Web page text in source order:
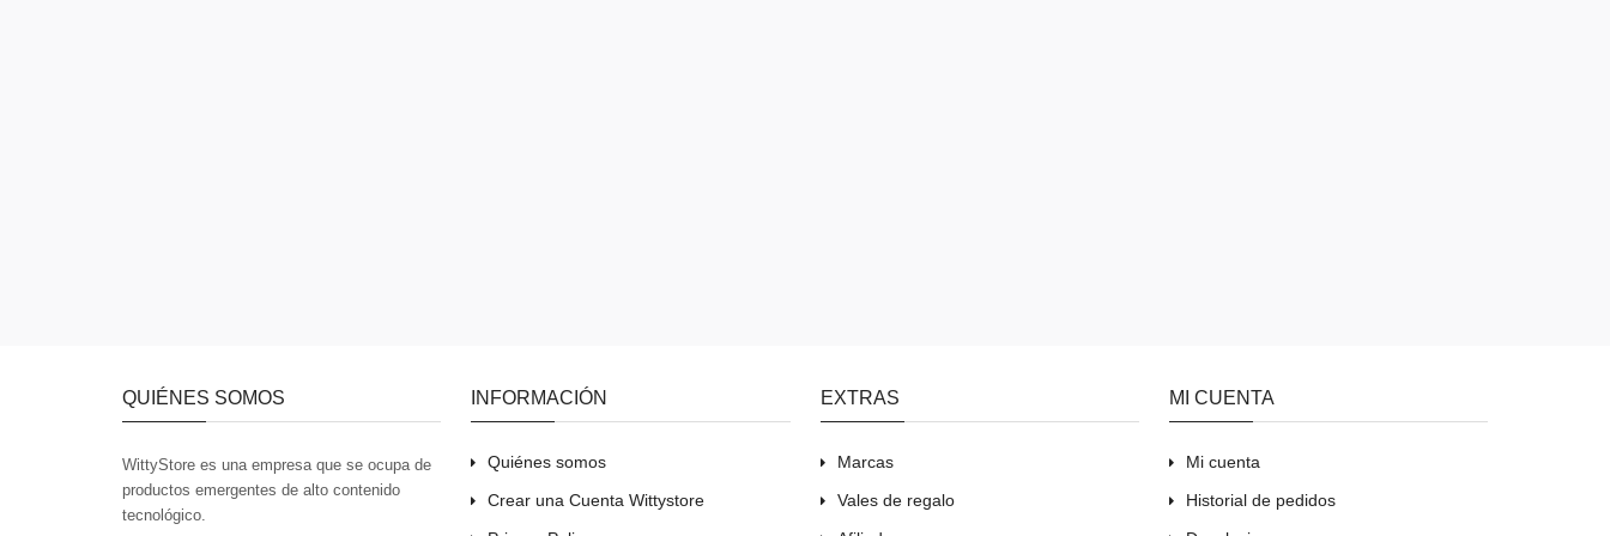
QUIÉNES SOMOS
WittyStore es una empresa que se ocupa de
productos emergentes de alto contenido
tecnológico.
INFORMACIÓN
Quiénes somos
Crear una Cuenta Wittystore
EXTRAS
Marcas
Vales de regalo
MI CUENTA
Mi cuenta
Historial de pedidos